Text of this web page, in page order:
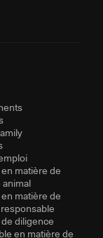
matière de
matière de
diligence
en matière de